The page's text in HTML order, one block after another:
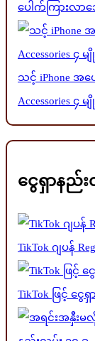
ပေါက်ကြားလ
သင့် iPhone
Accessories ၄ မျို
ငွေရှာနည်း
TikTok ဂျပန်
TikTok ဖြင့် ငွေ